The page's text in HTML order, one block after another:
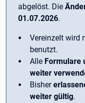
abgelöst. Die
01.07.2026.
Vereinzelt wird
benutzt.
Alle Formulare
weiter
Bisher
weiter gültig.